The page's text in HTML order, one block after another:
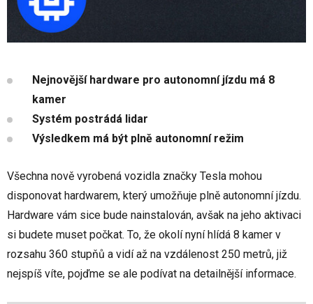
Nejnovější hardware pro autonomní jízdu má 8
kamer
Systém postrádá lidar
Výsledkem má být plně autonomní režim
Všechna nově vyrobená vozidla značky Tesla mohou
disponovat hardwarem, který umožňuje plně autonomní jízdu.
Hardware vám sice bude nainstalován, avšak na jeho aktivaci
si budete muset počkat. To, že okolí nyní hlídá 8 kamer v
rozsahu 360 stupňů a vidí až na vzdálenost 250 metrů, již
nejspíš víte, pojďme se ale podívat na detailnější informace.